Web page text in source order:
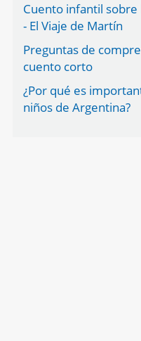
Cuento infantil
- El Viaje de Martín
Preguntas de
cuento corto
¿Por qué es
niños de Argentina?